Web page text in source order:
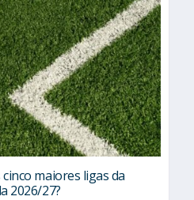
maiores ligas da
2026/27?